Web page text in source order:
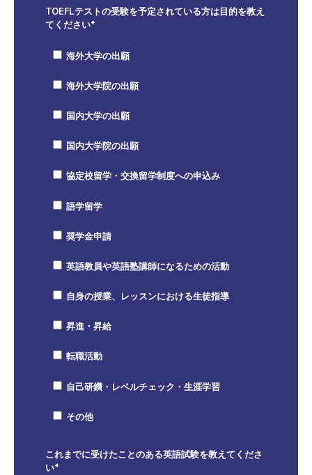
TOEFLテストの受験を予定されている方は目的を教え
てください*
海外大学の出願
海外大学院の出願
国内大学の出願
国内大学院の出願
協定校留学・交換留学制度への申込み
語学留学
奨学金申請
英語教員や英語塾講師になるための活動
自身の授業、レッスンにおける生徒指導
昇進・昇給
転職活動
自己研鑽・レベルチェック・生涯学習
その他
これまでに受けたことのある英語試験を教えてくださ
い*